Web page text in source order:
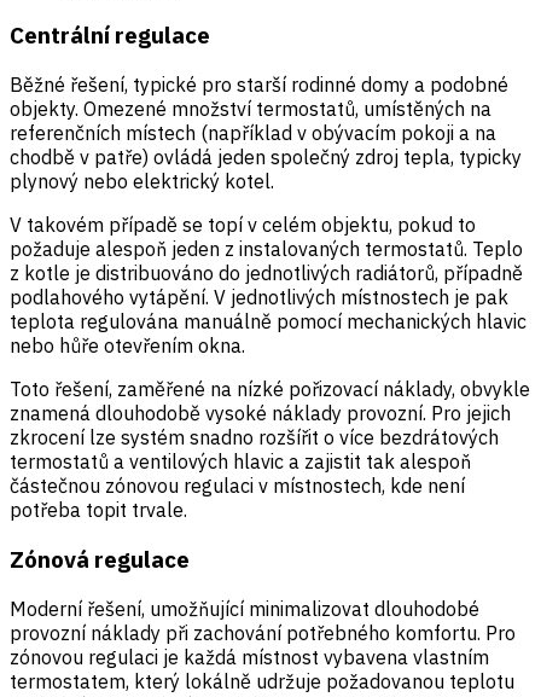
Centrální regulace
Běžné řešení, typické pro starší rodinné domy a podobné
objekty. Omezené množství termostatů, umístěných na
referenčních místech (například v obývacím pokoji a na
chodbě v patře) ovládá jeden společný zdroj tepla, typicky
plynový nebo elektrický kotel.
V takovém případě se topí v celém objektu, pokud to
požaduje alespoň jeden z instalovaných termostatů. Teplo
z kotle je distribuováno do jednotlivých radiátorů, případně
podlahového vytápění. V jednotlivých místnostech je pak
teplota regulována manuálně pomocí mechanických hlavic
nebo hůře otevřením okna.
Toto řešení, zaměřené na nízké pořizovací náklady, obvykle
znamená dlouhodobě vysoké náklady provozní. Pro jejich
zkrocení lze systém snadno rozšířit o více bezdrátových
termostatů a ventilových hlavic a zajistit tak alespoň
částečnou zónovou regulaci v místnostech, kde není
potřeba topit trvale.
Zónová regulace
Moderní řešení, umožňující minimalizovat dlouhodobé
provozní náklady při zachování potřebného komfortu. Pro
zónovou regulaci je každá místnost vybavena vlastním
termostatem, který lokálně udržuje požadovanou teplotu